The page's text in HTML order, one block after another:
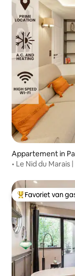
Appartement in
• Le Nid du Marais
Topfavoriet van
Favoriet van